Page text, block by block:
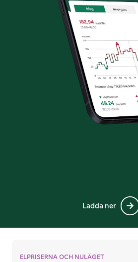
Ladda ner
ELPRISERNA OCH NULÄGET